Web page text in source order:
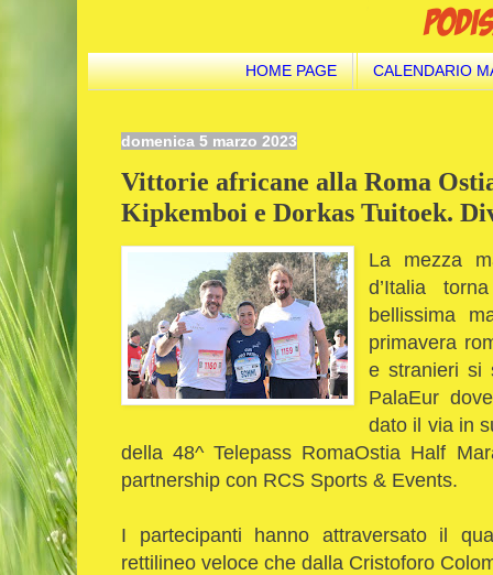
HOME PAGE CALENDARIO
domenica 5 marzo 2023
Vittorie africane alla Roma
Kipkemboi e Dorkas Tuitoek.
La mezza
d’Italia
bellissima
primavera
e stranieri si
PalaEur
dato il via in
della 48^ Telepass RomaOstia Half
partnership con RCS Sports & Events.
I partecipanti hanno attraversato il
rettilineo veloce che dalla Cristoforo